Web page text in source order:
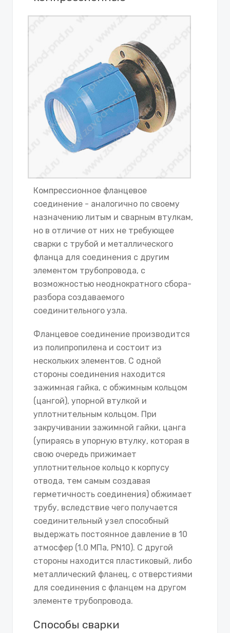
Компрессионное фланцевое
соединение - аналогично по своему
назначению литым и сварным втулкам,
но в отличие от них не требующее
сварки с трубой и металлического
фланца для соединения с другим
элементом трубопровода, с
возможностью неоднократного сбора-
разбора создаваемого
соединительного узла.
Фланцевое соединение производится
из полипропилена и состоит из
нескольких элементов. С одной
стороны соединения находится
зажимная гайка, с обжимным кольцом
(цангой), упорной втулкой и
уплотнительным кольцом. При
закручивании зажимной гайки, цанга
(упираясь в упорную втулку, которая в
свою очередь прижимает
уплотнительное кольцо к корпусу
отвода, тем самым создавая
герметичность соединения) обжимает
трубу, вследствие чего получается
соединительный узел способный
выдержать постоянное давление в 10
атмосфер (1.0 МПа, PN10). С другой
стороны находится пластиковый, либо
металлический фланец, с отверстиями
для соединения с фланцем на другом
элементе трубопровода.
Способы сварки